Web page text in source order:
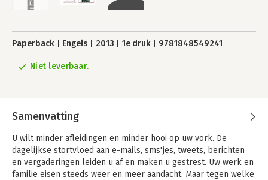
Paperback Engels 2013 1e druk 9781848549241
Niet leverbaar.
Samenvatting
U wilt minder afleidingen en minder hooi op uw vork. De
dagelijkse stortvloed aan e-mails, sms'jes, tweets, berichten
en vergaderingen leiden u af en maken u gestrest. Uw werk en
familie eisen steeds weer en meer aandacht. Maar tegen welke